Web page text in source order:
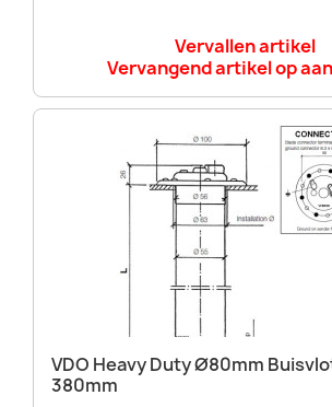
Vervallen artikel
Vervangend artikel op
VDO Heavy Duty Ø80mm
380mm